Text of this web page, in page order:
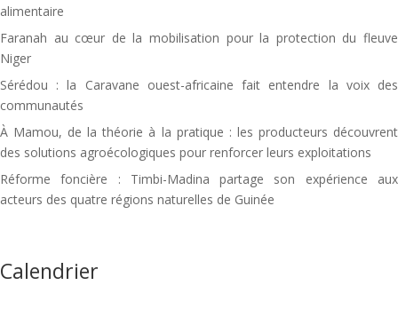
alimentaire
Faranah au cœur de la mobilisation pour la protection du fleuve
Niger
Sérédou : la Caravane ouest-africaine fait entendre la voix des
communautés
À Mamou, de la théorie à la pratique : les producteurs découvrent
des solutions agroécologiques pour renforcer leurs exploitations
Réforme foncière : Timbi-Madina partage son expérience aux
acteurs des quatre régions naturelles de Guinée
Calendrier